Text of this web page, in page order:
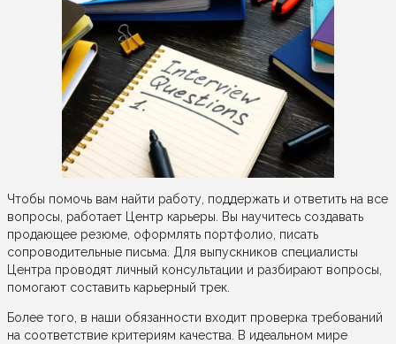
Чтобы помочь вам найти работу, поддержать и ответить на все
вопросы, работает Центр карьеры. Вы научитесь создавать
продающее резюме, оформлять портфолио, писать
сопроводительные письма. Для выпускников специалисты
Центра проводят личный консультации и разбирают вопросы,
помогают составить карьерный трек.
Более того, в наши обязанности входит проверка требований
на соответствие критериям качества. В идеальном мире